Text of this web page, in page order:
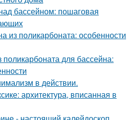
бассейном: пошаговая
из поликарбоната: особенности
для бассейна:
в действии.
архитектура, вписанная в